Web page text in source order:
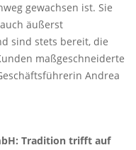
gewachsen ist. Sie
äußerst
sind stets bereit, die
maßgeschneiderte
Andrea
Tradition trifft auf